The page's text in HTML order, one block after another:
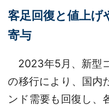
採用情報
客足回復と値上げ
寄与
2023年5月、新型
の移行により、国内
ンド需要も回復し、